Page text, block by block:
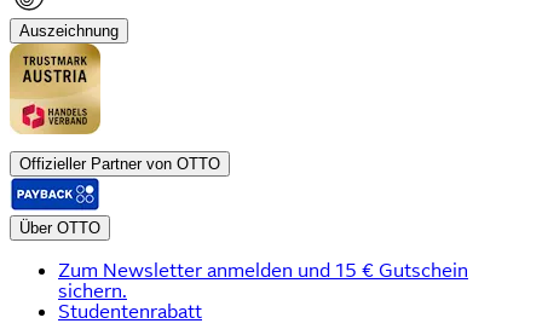
Auszeichnung
Offizieller Partner von OTTO
Über OTTO
Zum Newsletter anmelden und 15 € Gutschein
sichern.
Studentenrabatt